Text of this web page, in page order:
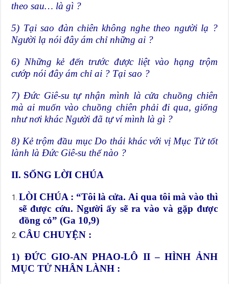
theo sau… là gì ?
5) Tại sao đàn chiên không nghe theo người lạ ?
Người lạ nói đây ám chỉ những ai ?
6) Những kẻ đến trước được liệt vào hạng trộm
cướp nói đây ám chỉ ai ? Tại sao ?
7) Đức Giê-su tự nhận mình là cửa chuồng chiên
mà ai muốn vào chuồng chiên phải đi qua, giống
như nơi khác Người đã tự ví mình là gì ?
8) Kẻ trộm đầu mục Do thái khác với vị Mục Tử tốt
lành là Đức Giê-su thế nào ?
II. SỐNG LỜI CHÚA
LÒI CHÚA : “Tôi là cửa. Ai qua tôi mà vào thì
sẽ được cứu. Người ấy sẽ ra vào và gặp được
đồng cỏ” (Ga 10,9)
CÂU CHUYỆN :
1) ĐỨC GIO-AN PHAO-LÔ II – HÌNH ẢNH
MỤC TỬ NHÂN LÀNH :